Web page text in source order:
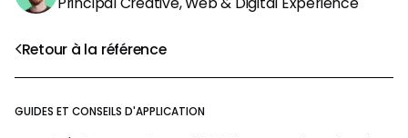
Retour à la référence
GUIDES ET CONSEILS D'APPLICATION